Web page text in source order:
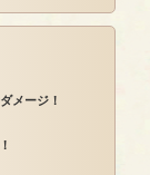
メージ！